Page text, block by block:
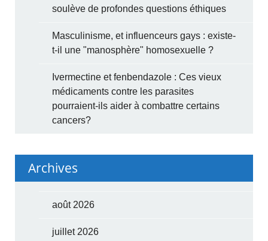
soulève de profondes questions éthiques
Masculinisme, et influenceurs gays : existe-
t-il une "manosphère" homosexuelle ?
Ivermectine et fenbendazole : Ces vieux
médicaments contre les parasites
pourraient-ils aider à combattre certains
cancers?
Archives
août 2026
juillet 2026